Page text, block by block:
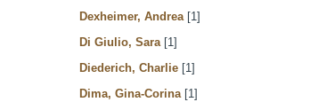
Dexheimer, Andrea [1]
Di Giulio, Sara [1]
Diederich, Charlie [1]
Dima, Gina-Corina [1]